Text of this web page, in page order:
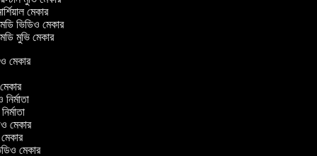
মেকার
ভিডিও মেকার
মুভি মেকার
মেকার
নির্মাতা
মেকার
মেকার
মেকার